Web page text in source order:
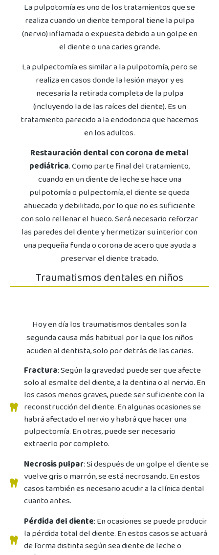
La pulpotomía es uno de los tratamientos que se
realiza cuando un diente temporal tiene la pulpa
(nervio) inflamada o expuesta debido a un golpe en
el diente o una caries grande.
La pulpectomía es similar a la pulpotomía, pero se
realiza en casos donde la lesión mayor y es
necesaria la retirada completa de la pulpa
(incluyendo la de las raíces del diente). Es un
tratamiento parecido a la endodoncia que hacemos
en los adultos.
Restauración dental con corona de metal
pediátrica. Como parte final del tratamiento,
cuando en un diente de leche se hace una
pulpotomía o pulpectomía, el diente se queda
ahuecado y debilitado, por lo que no es suficiente
con solo rellenar el hueco. Será necesario reforzar
las paredes del diente y hermetizar su interior con
una pequeña funda o corona de acero que ayuda a
preservar el diente tratado.
Traumatismos dentales en niños
Hoy en día los traumatismos dentales son la
segunda causa más habitual por la que los niños
acuden al dentista, solo por detrás de las caries.
Fractura: Según la gravedad puede ser que afecte
solo al esmalte del diente, a la dentina o al nervio. En
los casos menos graves, puede ser suficiente con la
reconstrucción del diente. En algunas ocasiones se
habrá afectado el nervio y habrá que hacer una
pulpectomía. En otras, puede ser necesario
extraerlo por completo.
Necrosis pulpar: Si después de un golpe el diente se
vuelve gris o marrón, se está necrosando. En estos
casos también es necesario acudir a la clínica dental
cuanto antes.
Pérdida del diente: En ocasiones se puede producir
la pérdida total del diente. En estos casos se actuará
de forma distinta según sea diente de leche o